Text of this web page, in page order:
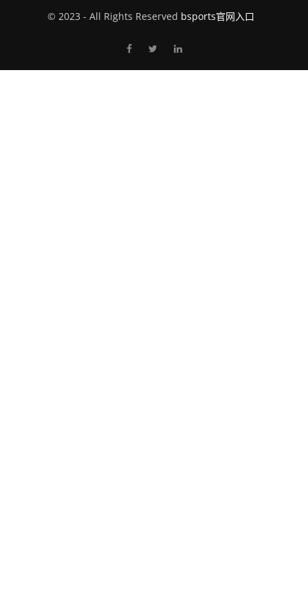
© 2023 - All Rights Reserved bsports官网入口